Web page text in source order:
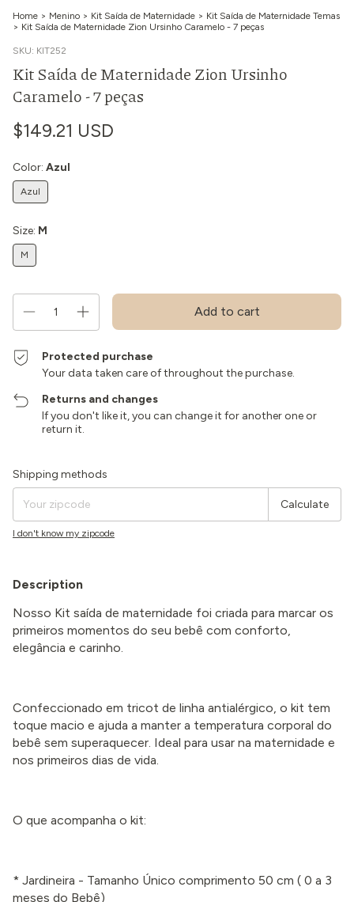
Home > Menino > Kit Saída de Maternidade > Kit Saída de Maternidade Temas
> Kit Saída de Maternidade Zion Ursinho Caramelo - 7 peças
SKU: KIT252
Kit Saída de Maternidade Zion Ursinho
Caramelo - 7 peças
$149.21 USD
Color: Azul
Azul
Size: M
M
Protected purchase
Your data taken care of throughout the purchase.
Returns and changes
If you don't like it, you can change it for another one or
return it.
Shipping for zipcode:
Shipping methods
Calculate
I don't know my zipcode
Description
Nosso Kit saída de maternidade foi criada para marcar os
primeiros momentos do seu bebê com conforto,
elegância e carinho.
Confeccionado em tricot de linha antialérgico, o kit tem
toque macio e ajuda a manter a temperatura corporal do
bebê sem superaquecer. Ideal para usar na maternidade e
nos primeiros dias de vida.
O que acompanha o kit:
* Jardineira - Tamanho Único comprimento 50 cm ( 0 a 3
meses do Bebê)